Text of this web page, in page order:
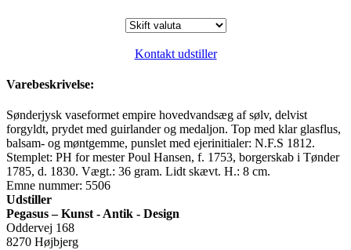
Kontakt udstiller
Varebeskrivelse:
Sønderjysk vaseformet empire hovedvandsæg af sølv, delvist
forgyldt, prydet med guirlander og medaljon. Top med klar glasflus,
balsam- og møntgemme, punslet med ejerinitialer: N.F.S 1812.
Stemplet: PH for mester Poul Hansen, f. 1753, borgerskab i Tønder
1785, d. 1830. Vægt.: 36 gram. Lidt skævt. H.: 8 cm.
Emne nummer: 5506
Udstiller
Pegasus – Kunst - Antik - Design
Oddervej 168
8270 Højbjerg